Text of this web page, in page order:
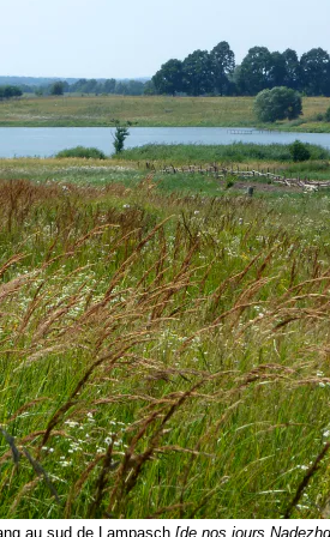
au sud de Lampasch [de nos jours